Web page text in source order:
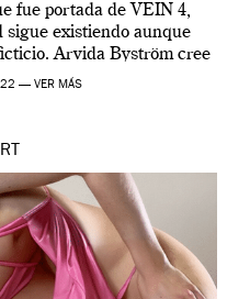
fue portada de VEIN 4,
sigue existiendo aunque
Arvida Byström cree
un complejo […]
— VER MÁS